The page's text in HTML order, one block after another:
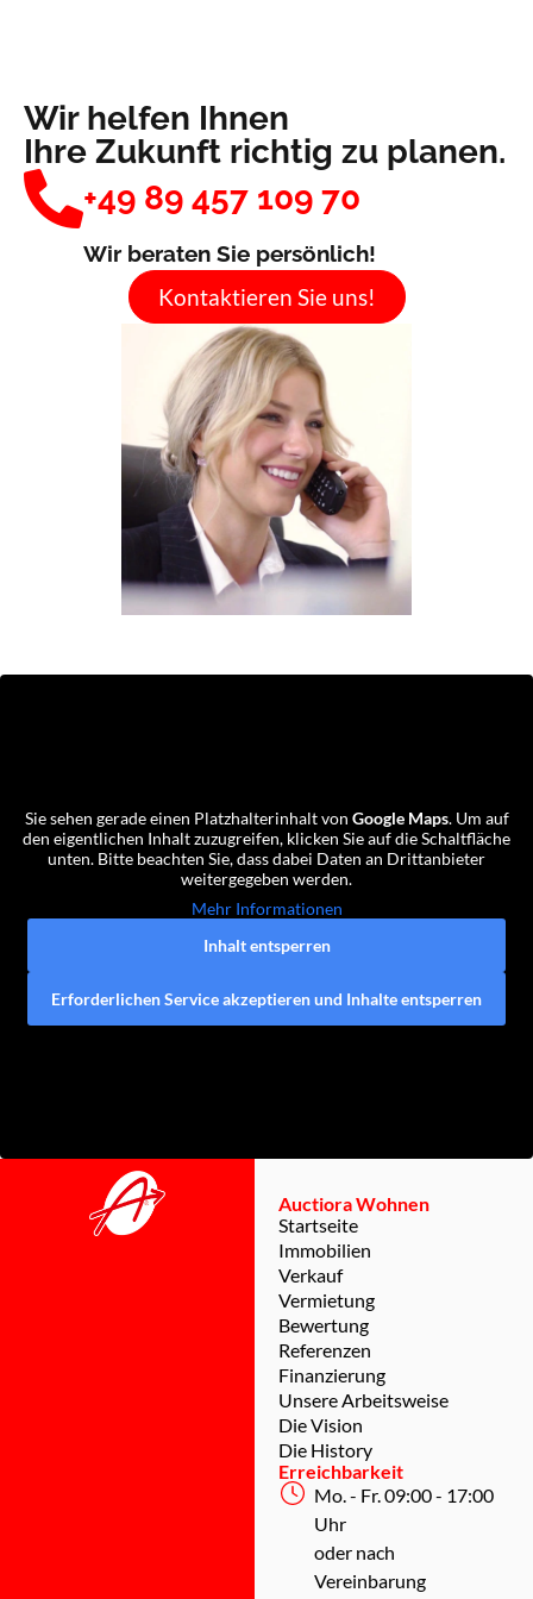
Wir helfen Ihnen
Ihre Zukunft richtig zu planen.
+49 89 457 109 70
Wir beraten Sie persönlich!
Kontaktieren Sie uns!
Sie sehen gerade einen Platzhalterinhalt von Google Maps. Um auf
den eigentlichen Inhalt zuzugreifen, klicken Sie auf die Schaltfläche
unten. Bitte beachten Sie, dass dabei Daten an Drittanbieter
weitergegeben werden.
Mehr Informationen
Inhalt entsperren
Erforderlichen Service akzeptieren und Inhalte entsperren
Auctiora Wohnen
Startseite
Immobilien
Verkauf
Vermietung
Bewertung
Referenzen
Finanzierung
Unsere Arbeitsweise
Die Vision
Die History
Erreichbarkeit
Mo. - Fr. 09:00 - 17:00
Uhr
oder nach
Vereinbarung